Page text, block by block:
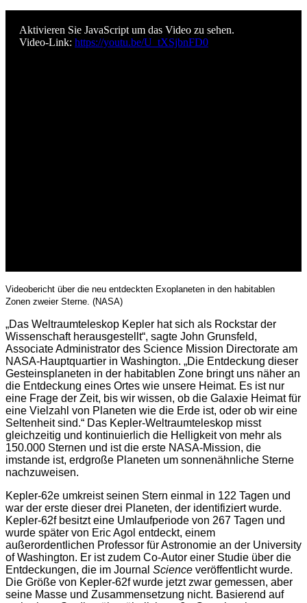
Aktivieren Sie JavaScript um das Video zu sehen.
Video-Link: https://youtu.be/U_tXSjbnFD0
Videobericht über die neu entdeckten Exoplaneten in den habitablen
Zonen zweier Sterne. (NASA)
„Das Weltraumteleskop Kepler hat sich als Rockstar der
Wissenschaft herausgestellt“, sagte John Grunsfeld,
Associate Administrator des Science Mission Directorate am
NASA-Hauptquartier in Washington. „Die Entdeckung dieser
Gesteinsplaneten in der habitablen Zone bringt uns näher an
die Entdeckung eines Ortes wie unsere Heimat. Es ist nur
eine Frage der Zeit, bis wir wissen, ob die Galaxie Heimat für
eine Vielzahl von Planeten wie die Erde ist, oder ob wir eine
Seltenheit sind.“ Das Kepler-Weltraumteleskop misst
gleichzeitig und kontinuierlich die Helligkeit von mehr als
150.000 Sternen und ist die erste NASA-Mission, die
imstande ist, erdgroße Planeten um sonnenähnliche Sterne
nachzuweisen.
Kepler-62e umkreist seinen Stern einmal in 122 Tagen und
war der erste dieser drei Planeten, der identifiziert wurde.
Kepler-62f besitzt eine Umlaufperiode von 267 Tagen und
wurde später von Eric Agol entdeckt, einem
außerordentlichen Professor für Astronomie an der University
of Washington. Er ist zudem Co-Autor einer Studie über die
Entdeckungen, die im Journal Science veröffentlicht wurde.
Die Größe von Kepler-62f wurde jetzt zwar gemessen, aber
seine Masse und Zusammensetzung nicht. Basierend auf